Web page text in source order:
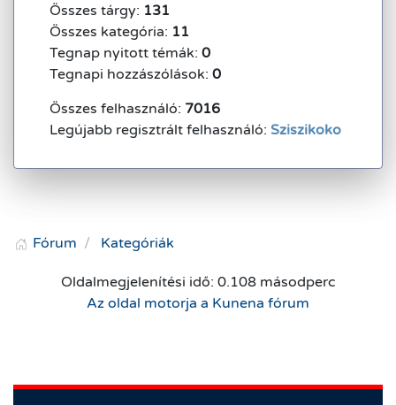
Összes tárgy: 131
Összes kategória: 11
Tegnap nyitott témák: 0
Tegnapi hozzászólások: 0
Összes felhasználó: 7016
Legújabb regisztrált felhasználó: Sziszikoko
Fórum Kategóriák
Oldalmegjelenítési idő: 0.108 másodperc
Az oldal motorja a Kunena fórum